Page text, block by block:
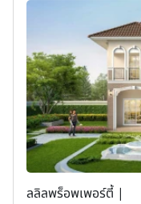
ลลิลพร็อพเพอร์ตี้ |